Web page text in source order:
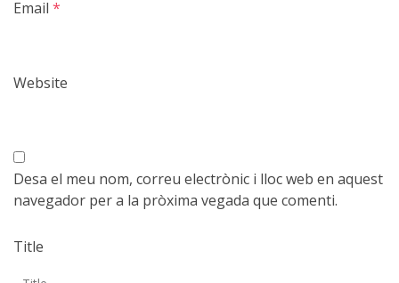
Email *
Website
Desa el meu nom, correu electrònic i lloc web en aquest
navegador per a la pròxima vegada que comenti.
Title